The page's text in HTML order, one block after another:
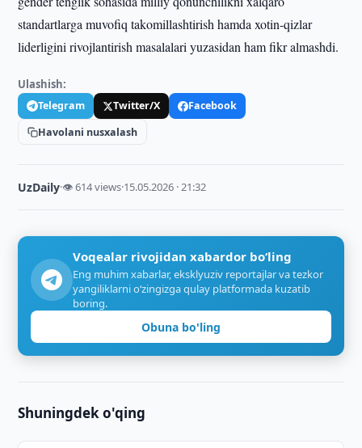
standartlarga muvofiq takomillashtirish hamda xotin-qizlar
liderligini rivojlantirish masalalari yuzasidan ham fikr almashdi.
Ulashish:
Telegram Twitter/X
Facebook
Havolani nusxalash
UzDaily·👁 614 views·15.05.2026 · 21:32
Voqealar rivojidan xabardor bo‘ling
Eng muhim xabarlar, eksklyuziv reportajlar va tezkor
yangiliklarni o‘zingizga qulay platformada kuzatib
boring.
Obuna bo'ling
Shuningdek o'qing